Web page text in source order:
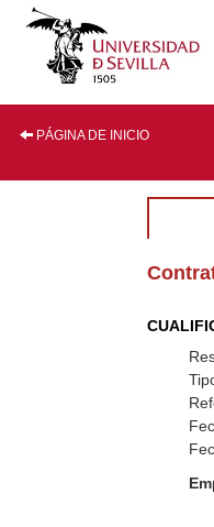
PÁGINA DE INICIO